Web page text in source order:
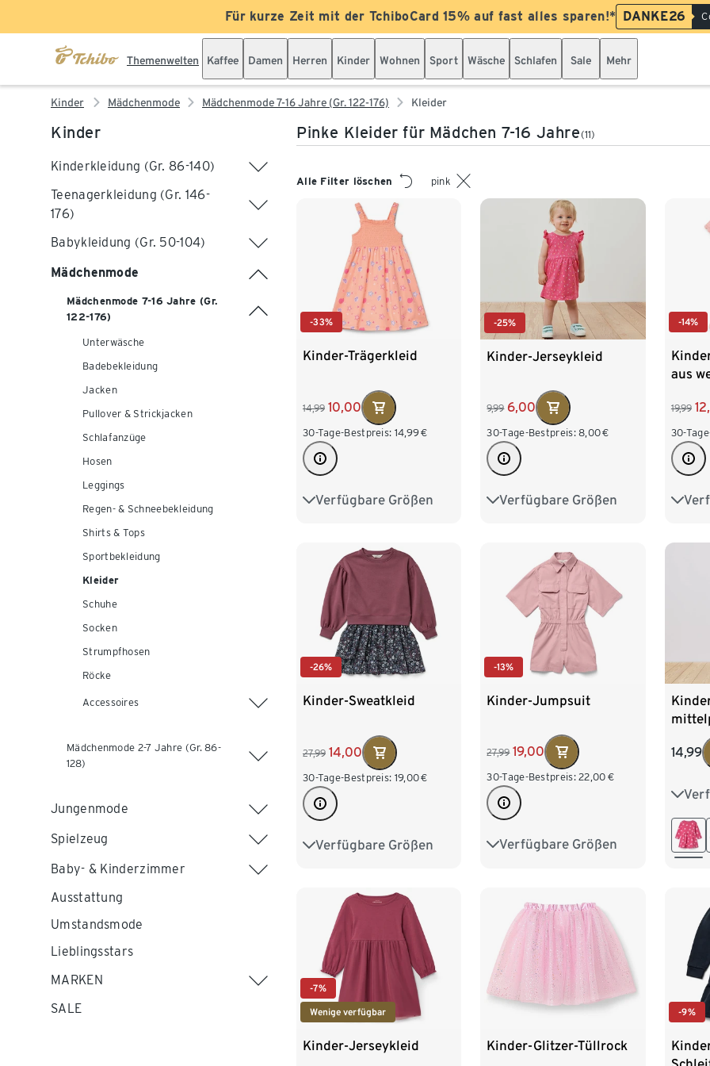
Für kurze Zeit mit der TchiboCard 15% auf fast alles sparen!* DANKE26
Themenwelten Kaffee Damen Herren Kinder Wohnen Sport Wäsche Schlafen Sale Mehr
Kinder Mädchenmode Mädchenmode 7-16 Jahre (Gr. 122-176) Kleider
Kinder
Kinderkleidung (Gr. 86-140)
Teenagerkleidung (Gr. 146-
176)
Babykleidung (Gr. 50-104)
Mädchenmode
Mädchenmode 7-16 Jahre (Gr.
122-176)
Unterwäsche
Badebekleidung
Jacken
Pullover & Strickjacken
Schlafanzüge
Hosen
Leggings
Regen- & Schneebekleidung
Shirts & Tops
Sportbekleidung
Kleider
Schuhe
Socken
Strumpfhosen
Röcke
Accessoires
Mädchenmode 2-7 Jahre (Gr. 86-
128)
Jungenmode
Spielzeug
Baby- & Kinderzimmer
Ausstattung
Umstandsmode
Lieblingsstars
MARKEN
SALE
Pinke Kleider für Mädchen 7-16 Jahre(11)
Alle Filter löschen pink
-33%
Kinder-Trägerkleid
14,99 10,00
30-Tage-Bestpreis: 14,99€
Verfügbare Größen
86/92 98/104
134/140
-25%
Kinder-Jerseykleid
9,99 6,00
30-Tage-Bestpreis: 8,00€
Verfügbare Größen
50/56 62/68 74/80
110/116 122/128
-14%
aus
19,99
30-
50/
-26%
Kinder-Sweatkleid
27,99 14,00
30-Tage-Bestpreis: 19,00€
Verfügbare Größen
122/128 134/140
170/176
-13%
Kinder-Jumpsuit
27,99 19,00
30-Tage-Bestpreis: 22,00 €
Verfügbare Größen
122/128 134/140
170/176
14,99
86/
110/
-7%
Wenige verfügbar
Kinder-Jerseykleid Kinder-Glitzer-Tüllrock
-9%